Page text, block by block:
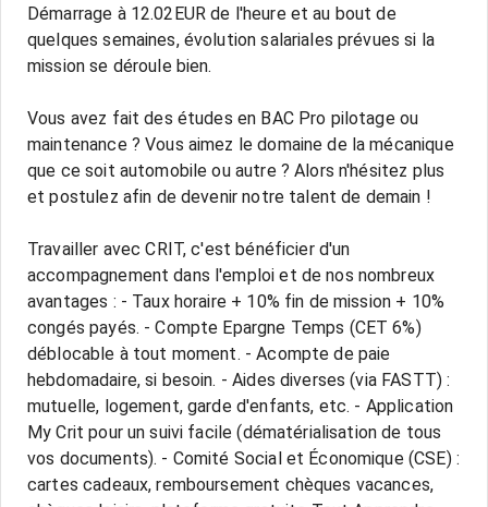
Démarrage à 12.02EUR de l'heure et au bout de
quelques semaines, évolution salariales prévues si la
mission se déroule bien.
Vous avez fait des études en BAC Pro pilotage ou
maintenance ? Vous aimez le domaine de la mécanique
que ce soit automobile ou autre ? Alors n'hésitez plus
et postulez afin de devenir notre talent de demain !
Travailler avec CRIT, c'est bénéficier d'un
accompagnement dans l'emploi et de nos nombreux
avantages : - Taux horaire + 10% fin de mission + 10%
congés payés. - Compte Epargne Temps (CET 6%)
déblocable à tout moment. - Acompte de paie
hebdomadaire, si besoin. - Aides diverses (via FASTT) :
mutuelle, logement, garde d'enfants, etc. - Application
My Crit pour un suivi facile (dématérialisation de tous
vos documents). - Comité Social et Économique (CSE) :
cartes cadeaux, remboursement chèques vacances,